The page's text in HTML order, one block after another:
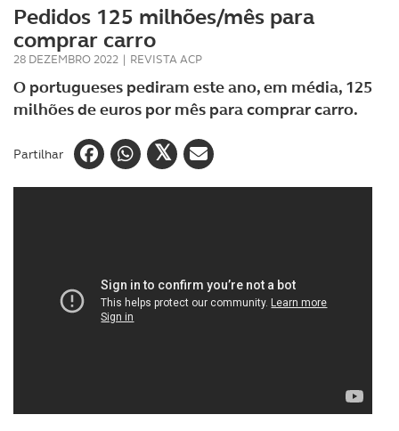
Pedidos 125 milhões/mês para
comprar carro
28 DEZEMBRO 2022 | REVISTA ACP
O portugueses pediram este ano, em média, 125
milhões de euros por mês para comprar carro.
Partilhar